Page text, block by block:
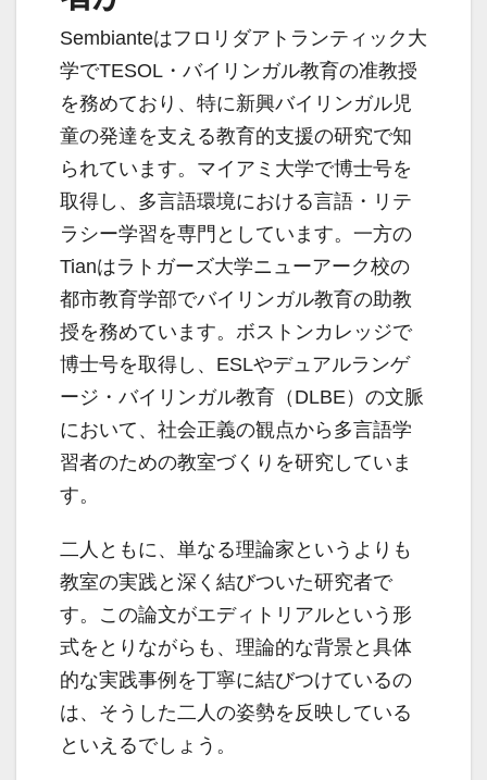
Sembianteはフロリダアトランティック大
学でTESOL・バイリンガル教育の准教授
を務めており、特に新興バイリンガル児
童の発達を支える教育的支援の研究で知
られています。マイアミ大学で博士号を
取得し、多言語環境における言語・リテ
ラシー学習を専門としています。一方の
Tianはラトガーズ大学ニューアーク校の
都市教育学部でバイリンガル教育の助教
授を務めています。ボストンカレッジで
博士号を取得し、ESLやデュアルランゲ
ージ・バイリンガル教育（DLBE）の文脈
において、社会正義の観点から多言語学
習者のための教室づくりを研究していま
す。
二人ともに、単なる理論家というよりも
教室の実践と深く結びついた研究者で
す。この論文がエディトリアルという形
式をとりながらも、理論的な背景と具体
的な実践事例を丁寧に結びつけているの
は、そうした二人の姿勢を反映している
といえるでしょう。